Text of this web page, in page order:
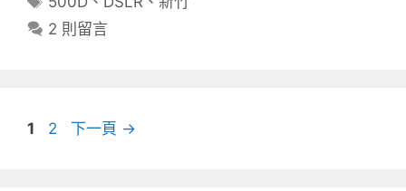
籤
2 則留言
頁
1
頁
2 下一頁 →